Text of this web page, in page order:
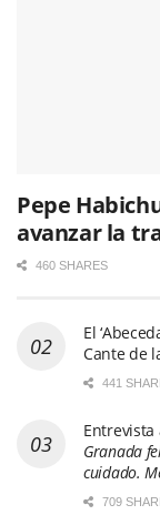
Pepe
avanzar la
460 SHARES
El
Cante de
441
Entrevista
Granada
cuidado.
709